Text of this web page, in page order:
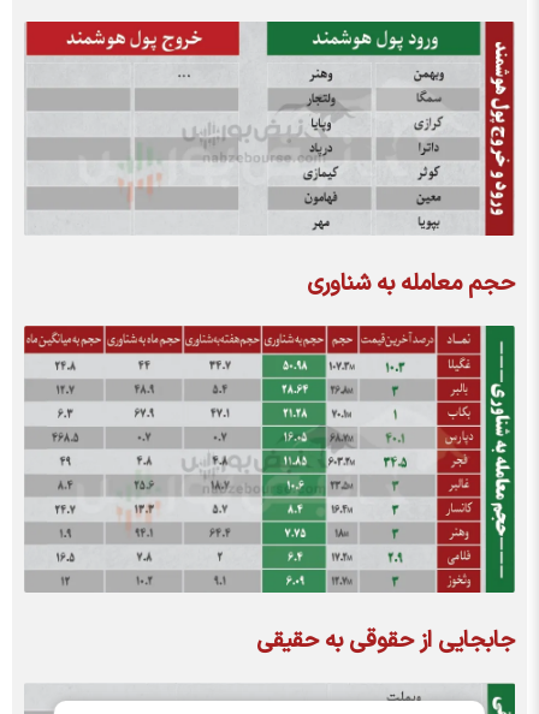
حجم معامله به شناوری
جابجایی از حقوقی به حقیقی